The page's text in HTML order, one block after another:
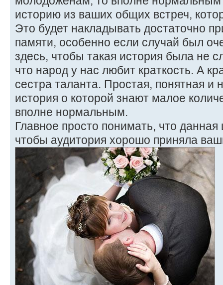
историю из ваших общих встреч,
Это будет накладывать достаточно
памяти, особенно если случай был
здесь, чтобы такая история была не
что народ у нас любит краткость. А
сестра таланта. Простая, понятная и
история о которой знают малое
вполне нормальным.
Главное просто понимать, что данная
чтобы аудитория хорошо приняла